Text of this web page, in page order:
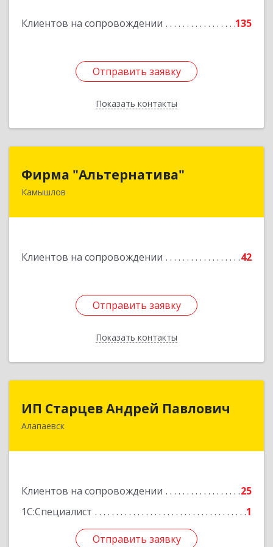
Клиентов на сопровождении 135
Отправить заявку
Показать контакты
Отправить заявку
Назад
Фирма "Альтернатива"
Камышлов
Клиентов на сопровождении 42
Отправить заявку
Показать контакты
624860, Свердловская обл, Камышлов г, Ленина
Отправить заявку
Назад
ИП Старцев Андрей Павлович
Алапаевск
Клиентов на сопровождении
25
1С:Специалист
1
Отправить заявку
ИП Старцев Андрей Павлович
624601, Свердловская обл, Алапаевск г,
Отправить заявку